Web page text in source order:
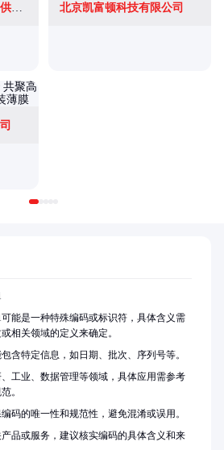
北京凯富顿科技有限公司
可能是一种特殊编码或标识符，具体含义需
相关领域的定义来确定。
含特定信息，如日期、批次、序列号等。
工业、数据管理等领域，具体应用需参考
。
码的唯一性和规范性，避免混淆或误用。
品或服务，建议核实编码的具体含义和来